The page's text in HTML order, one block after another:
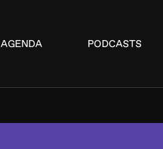
AGENDA PODCASTS